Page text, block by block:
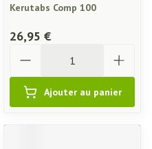
Kerutabs Comp 100
26,95 €
Ajouter au panier